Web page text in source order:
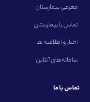
معرفی بیمارستان
تماس با بیمارستان
اخبار و اطلاعیه ها
سامانه‌های آنلاین
تماس با ما